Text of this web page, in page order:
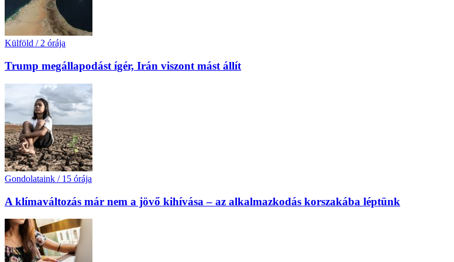
Külföld / 2 órája
Trump megállapodást ígér, Irán viszont mást állít
Gondolataink / 15 órája
A klímaváltozás már nem a jövő kihívása – az alkalmazkodás korszakába léptünk